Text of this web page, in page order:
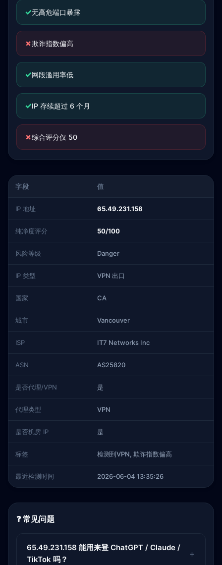
✓无高危端口暴露
✗欺诈指数偏高
✓网段滥用率低
✓IP 存续超过 6 个月
✗综合评分仅 50
字段 值
IP 地址 65.49.231.158
纯净度评分 50/100
风险等级 Danger
IP 类型 VPN 出口
国家 CA
城市 Vancouver
ISP IT7 Networks Inc
ASN AS25820
是否代理/VPN 是
代理类型 VPN
是否机房 IP 是
标签 检测到VPN, 欺诈指数偏高
最近检测时间 2026-06-04 13:35:26
❓ 常见问题
65.49.231.158 能用来登 ChatGPT / Claude /
TikTok 吗？